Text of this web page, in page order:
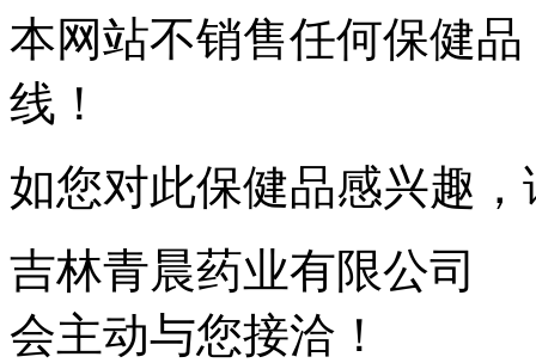
本网站不销售任何保健
线！
如您对此保健品感兴趣
吉林青晨药业有限公司
会主动与您接洽！